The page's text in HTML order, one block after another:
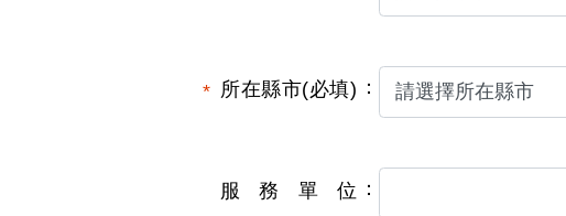
所在縣市(必填)
服務單位